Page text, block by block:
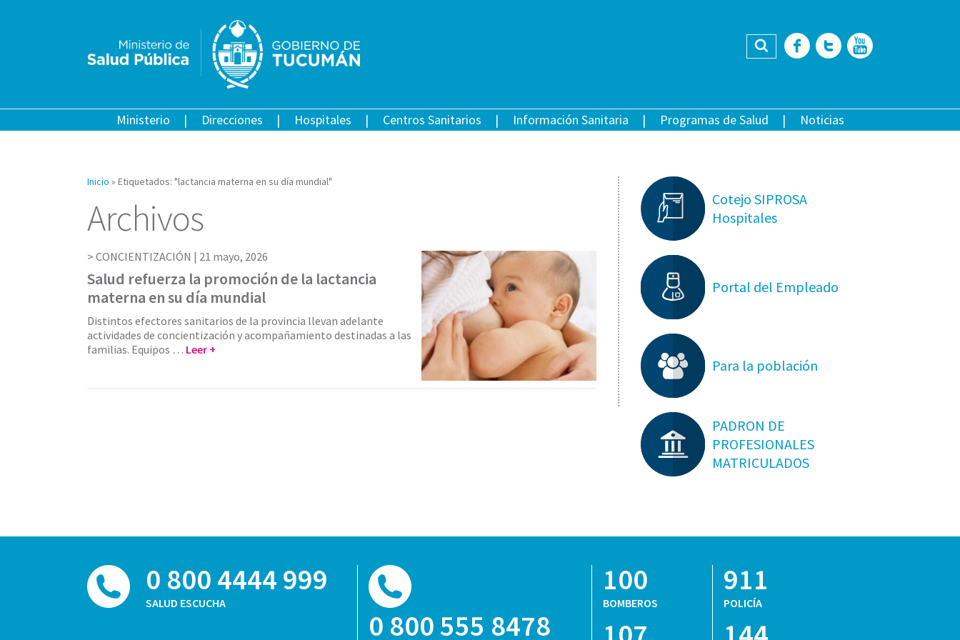
Buscar Facebook
Twitter
Ministerio Direcciones Hospitales Centros Sanitarios Información Sanitaria Programas de Salud Noticias
Inicio » Etiquetados: "lactancia materna en su día mundial"
Archivos
CONCIENTIZACIÓN | 21 mayo, 2026
Salud refuerza la promoción de la lactancia
materna en su día mundial
Distintos efectores sanitarios de la provincia llevan adelante
actividades de concientización y acompañamiento destinadas a las
familias. Equipos … Leer +
Cotejo SIPROSA
Hospitales
Portal del Empleado
Para la población
PADRON DE
PROFESIONALES
MATRICULADOS
0 800 4444 999
SALUD ESCUCHA
0 800 555 8478
100
BOMBEROS
911
POLICÍA